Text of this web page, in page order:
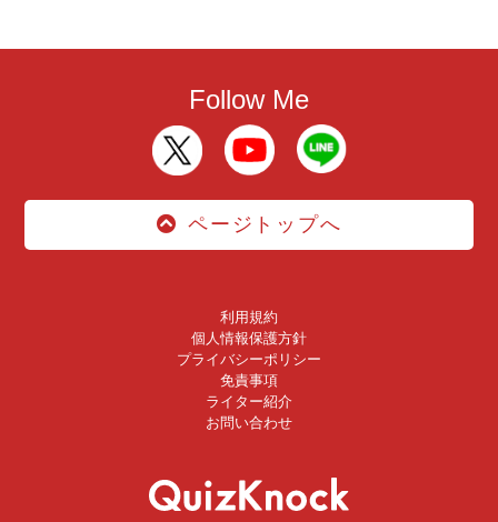
Follow Me
ページトップへ
利用規約
個人情報保護方針
プライバシーポリシー
免責事項
ライター紹介
お問い合わせ